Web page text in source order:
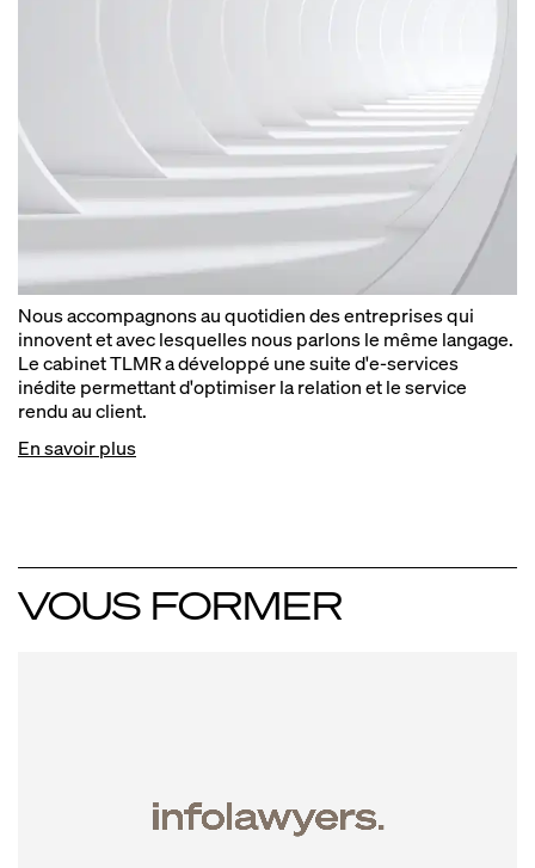
Nous accompagnons au quotidien des entreprises qui
innovent et avec lesquelles nous parlons le même langage.
Le cabinet TLMR a développé une suite d'e-services
inédite permettant d'optimiser la relation et le service
rendu au client.
En savoir plus
VOUS FORMER